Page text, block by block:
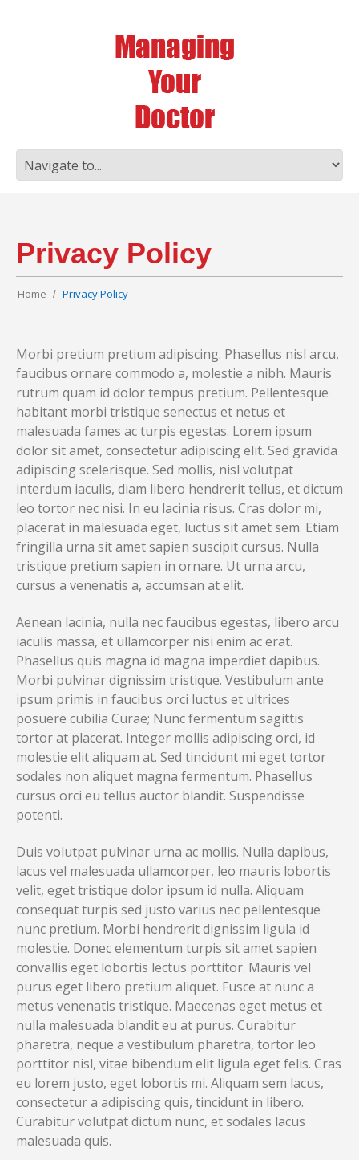
Privacy Policy
Home Privacy Policy
Morbi pretium pretium adipiscing. Phasellus nisl arcu,
faucibus ornare commodo a, molestie a nibh. Mauris
rutrum quam id dolor tempus pretium. Pellentesque
habitant morbi tristique senectus et netus et
malesuada fames ac turpis egestas. Lorem ipsum
dolor sit amet, consectetur adipiscing elit. Sed gravida
adipiscing scelerisque. Sed mollis, nisl volutpat
interdum iaculis, diam libero hendrerit tellus, et dictum
leo tortor nec nisi. In eu lacinia risus. Cras dolor mi,
placerat in malesuada eget, luctus sit amet sem. Etiam
fringilla urna sit amet sapien suscipit cursus. Nulla
tristique pretium sapien in ornare. Ut urna arcu,
cursus a venenatis a, accumsan at elit.
Aenean lacinia, nulla nec faucibus egestas, libero arcu
iaculis massa, et ullamcorper nisi enim ac erat.
Phasellus quis magna id magna imperdiet dapibus.
Morbi pulvinar dignissim tristique. Vestibulum ante
ipsum primis in faucibus orci luctus et ultrices
posuere cubilia Curae; Nunc fermentum sagittis
tortor at placerat. Integer mollis adipiscing orci, id
molestie elit aliquam at. Sed tincidunt mi eget tortor
sodales non aliquet magna fermentum. Phasellus
cursus orci eu tellus auctor blandit. Suspendisse
potenti.
Duis volutpat pulvinar urna ac mollis. Nulla dapibus,
lacus vel malesuada ullamcorper, leo mauris lobortis
velit, eget tristique dolor ipsum id nulla. Aliquam
consequat turpis sed justo varius nec pellentesque
nunc pretium. Morbi hendrerit dignissim ligula id
molestie. Donec elementum turpis sit amet sapien
convallis eget lobortis lectus porttitor. Mauris vel
purus eget libero pretium aliquet. Fusce at nunc a
metus venenatis tristique. Maecenas eget metus et
nulla malesuada blandit eu at purus. Curabitur
pharetra, neque a vestibulum pharetra, tortor leo
porttitor nisl, vitae bibendum elit ligula eget felis. Cras
eu lorem justo, eget lobortis mi. Aliquam sem lacus,
consectetur a adipiscing quis, tincidunt in libero.
Curabitur volutpat dictum nunc, et sodales lacus
malesuada quis.